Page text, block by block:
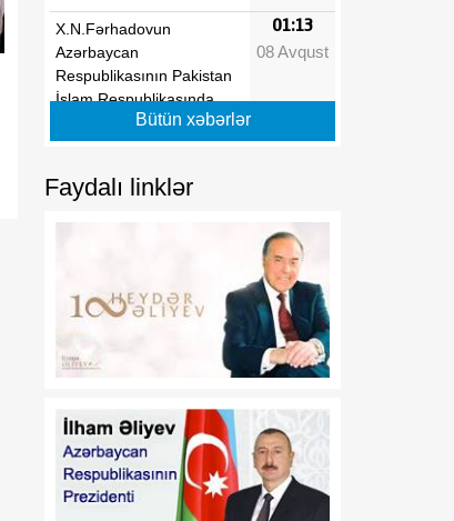
X.N.Fərhadovun
Azərbaycan
Respublikasının Pakistan
İslam Respublikasında
fövqəladə və səlahiyyətli
səfiri vəzifəsindən geri
01:13
08 Avqust
"Dövlət qulluğu haqqında"
Respublikasının
qanunlarında dəyişiklik
01:13
08 Avqust
aparılması Qaydaları"nın
təsdiq edilməsi haqqında"
Azərbaycan Respublikası
Prezidentinin 2022-ci il 26
sentyabr tarixli 1846
08 Avqust
Bütün xəbərlər
Faydalı linklər